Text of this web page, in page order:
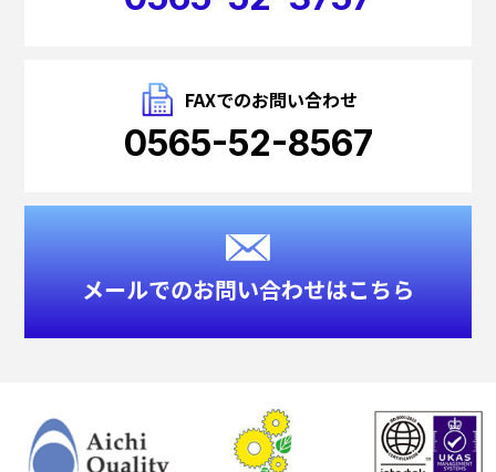
FAXでのお問い合わせ
0565-52-8567
メールでのお問い合わせはこちら